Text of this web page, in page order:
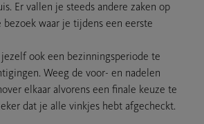
Er vallen je steeds andere zaken op
waar je tijdens een eerste
ook een bezinningsperiode te
Weeg de voor- en nadelen
elkaar alvorens een finale keuze te
dat je alle vinkjes hebt afgecheckt.